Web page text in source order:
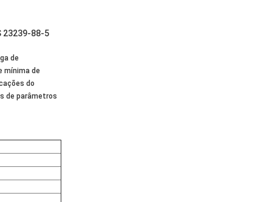
23239-88-5
de
mínima de
do
de parâmetros